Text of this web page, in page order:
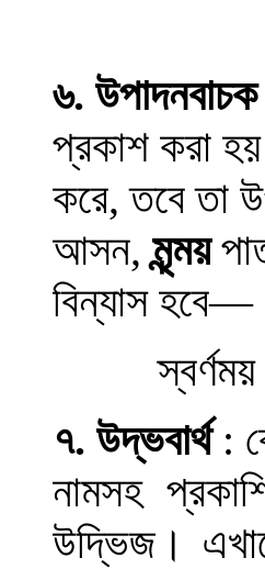
৬. উপাদনবাচক
প্রকাশ করা
করে, তবে তা
আসন,মৃন্ময়
বিন্যাস হবে—
স্বর্ণময়
৭. উদ্ভবার্থ :
নামসহ
উদ্ভিজ ।